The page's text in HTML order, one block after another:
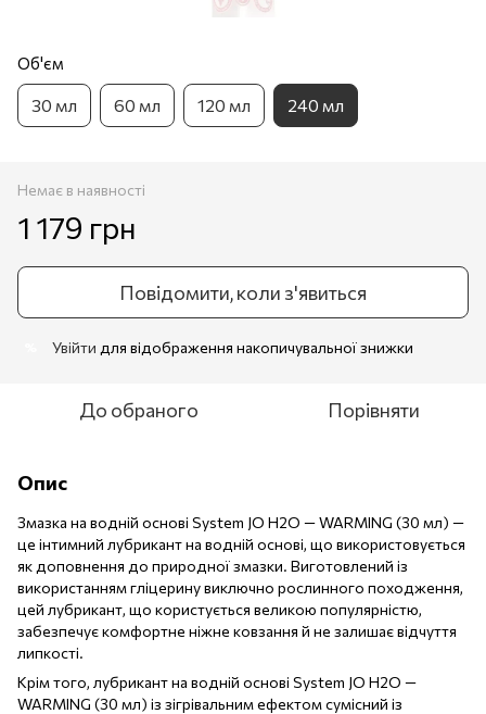
Об'єм
30 мл 60 мл 120 мл 240 мл
Немає в наявності
1 179 грн
Повідомити, коли з'явиться
Увійти для відображення накопичувальної знижки
До обраного Порівняти
Опис
Змазка на водній основі System JO H2O — WARMING (30 мл) —
це інтимний лубрикант на водній основі, що використовується
як доповнення до природної змазки. Виготовлений із
використанням гліцерину виключно рослинного походження,
цей лубрикант, що користується великою популярністю,
забезпечує комфортне ніжне ковзання й не залишає відчуття
липкості.
Крім того, лубрикант на водній основі System JO H2O —
WARMING (30 мл) із зігрівальним ефектом сумісний із